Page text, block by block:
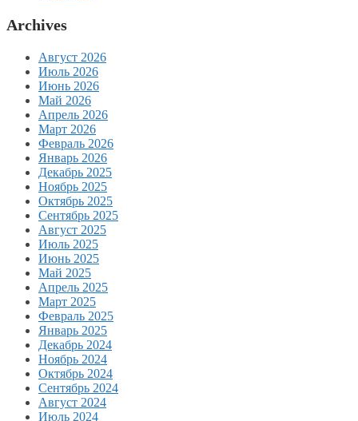
Archives
Август 2026
Июль 2026
Июнь 2026
Май 2026
Апрель 2026
Март 2026
Февраль 2026
Январь 2026
Декабрь 2025
Ноябрь 2025
Октябрь 2025
Сентябрь 2025
Август 2025
Июль 2025
Июнь 2025
Май 2025
Апрель 2025
Март 2025
Февраль 2025
Январь 2025
Декабрь 2024
Ноябрь 2024
Октябрь 2024
Сентябрь 2024
Август 2024
Июль 2024